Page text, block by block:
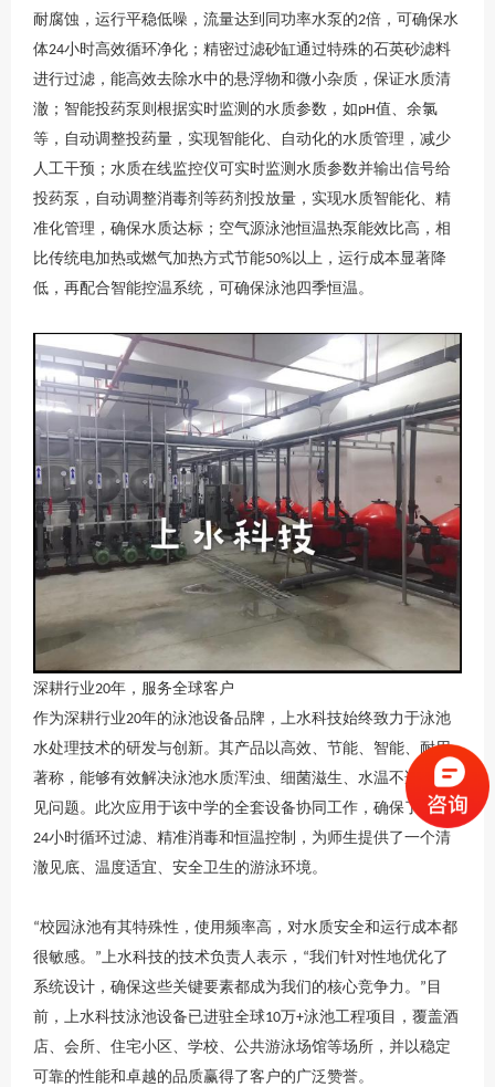
耐腐蚀，运行平稳低噪，流量达到同功率水泵的2倍，可确保水
体24小时高效循环净化；精密过滤砂缸通过特殊的石英砂滤料
进行过滤，能高效去除水中的悬浮物和微小杂质，保证水质清
澈；智能投药泵则根据实时监测的水质参数，如pH值、余氯
等，自动调整投药量，实现智能化、自动化的水质管理，减少
人工干预；水质在线监控仪可实时监测水质参数并输出信号给
投药泵，自动调整消毒剂等药剂投放量，实现水质智能化、精
准化管理，确保水质达标；空气源泳池恒温热泵能效比高，相
比传统电加热或燃气加热方式节能50%以上，运行成本显著降
低，再配合智能控温系统，可确保泳池四季恒温。
深耕行业20年，服务全球客户
作为深耕行业20年的泳池设备品牌， 上水科技始终致力于泳池
水处理技术的研发与创新。其产品以高效、节能、智能、耐用
著称，能够有效解决泳池水质浑浊、细菌滋生、水温不适等常
见问题。此次应用于该中学的全套设备协同工作，确保了池水
24小时循环过滤、精准消毒和恒温控制，为师生提供了一个清
澈见底、温度适宜、安全卫生的游泳环境。
“校园泳池有其特殊性，使用频率高，对水质安全和运行成本都
很敏感。 ” 上水科技的技术负责人表示， “我们针对性地优化了
系统设计，确保这些关键要素都成为我们的核心竞争力。 ” 目
前，
上水科技泳池设备已进驻全球10万+泳池工程项目，覆盖酒
店、会所、住宅小区、学校、公共游泳场馆等场所，并以稳定
可靠的性能和卓越的品质赢得了客户的广泛赞誉。